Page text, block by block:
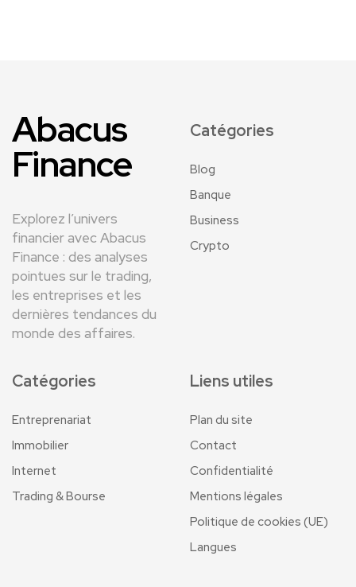
Abacus
Finance
Explorez l’univers
financier avec Abacus
Finance : des analyses
pointues sur le trading,
les entreprises et les
dernières tendances du
monde des affaires.
Catégories
Blog
Banque
Business
Crypto
Catégories
Entreprenariat
Immobilier
Internet
Trading & Bourse
Liens utiles
Plan du site
Contact
Confidentialité
Mentions légales
Politique de cookies (UE)
Langues